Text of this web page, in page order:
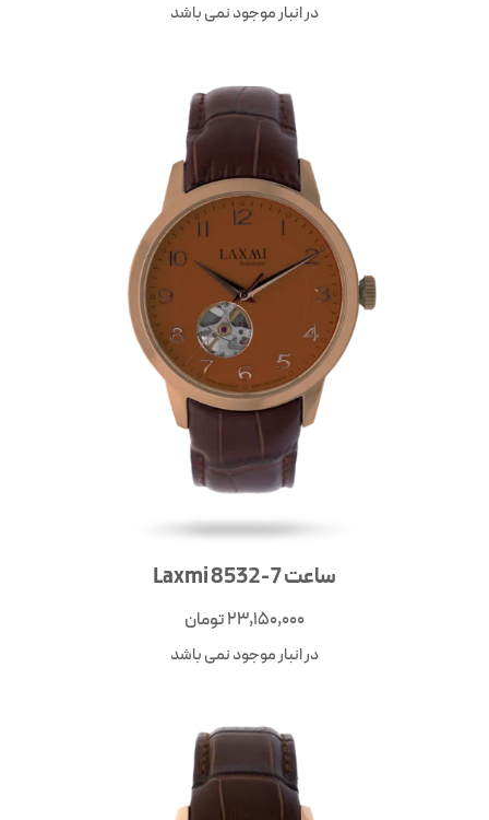
در انبار موجود نمی باشد
ساعت Laxmi 8532-7
23,150,000تومان
در انبار موجود نمی باشد